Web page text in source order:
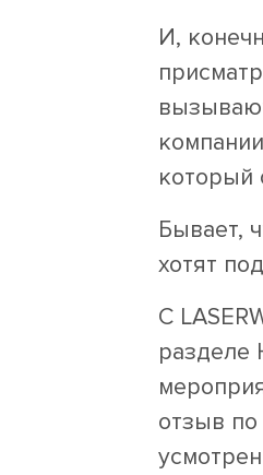
И,
который
Бывает,
хотят
С
разделе
отзыв